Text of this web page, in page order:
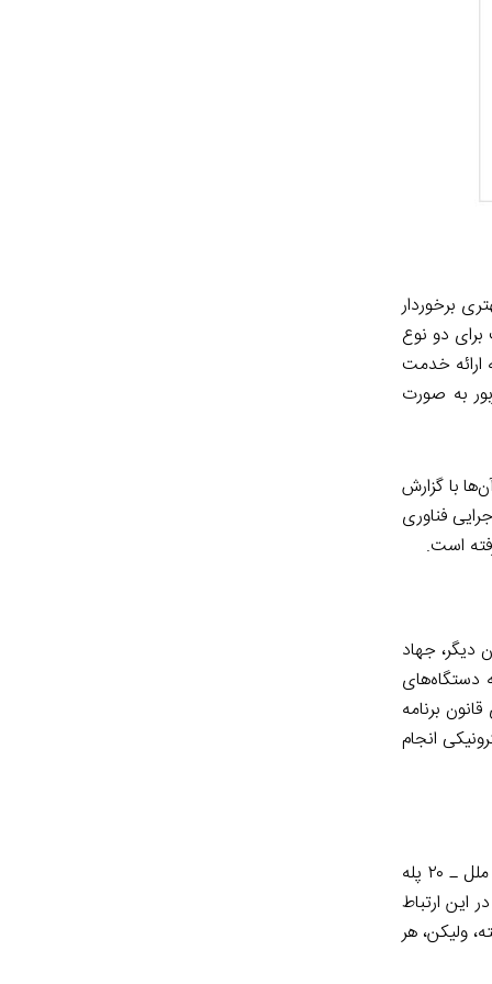
برخوردار
دو نوع
الکترونیکی و مرحله ارائه خدمت
به صورت
فناوری اطلاعات براساس یازده نوع خدمت بوده که ده (۱۰) مورد از آن‌ها با گزارش
فناوری
است.
دیگر، جهاد
(۶۷) قانون برنامه ششم توسعه دستگاه‌های
برنامه
انجام
براساس تصویب نامه شورای عالی اداری (۱۳۹۷) می‌بایستی شاخص توسعه دولت الکترونیک تا پایان ۱۳۹۹ ـ براساس رتبه بندی سازمان ملل ـ ۲۰ پله
در این ارتباط
ولیکن، هر